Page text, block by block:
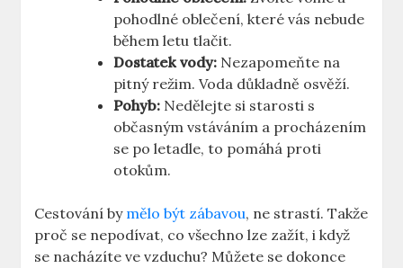
‌pohodlné oblečení, které vás nebude
během letu tlačit.
Dostatek vody: Nezapomeňte na
pitný režim. ⁤Voda důkladně osvěží.
Pohyb: Nedělejte si starosti s⁤
občasným vstáváním a procházením
se po‍ letadle, to pomáhá proti
otokům.
Cestování by mělo být zábavou, ne strastí. Takže
proč se‍ nepodívat, co všechno lze zažít, i ⁢když‌
se nacházíte ve vzduchu? Můžete se dokonce